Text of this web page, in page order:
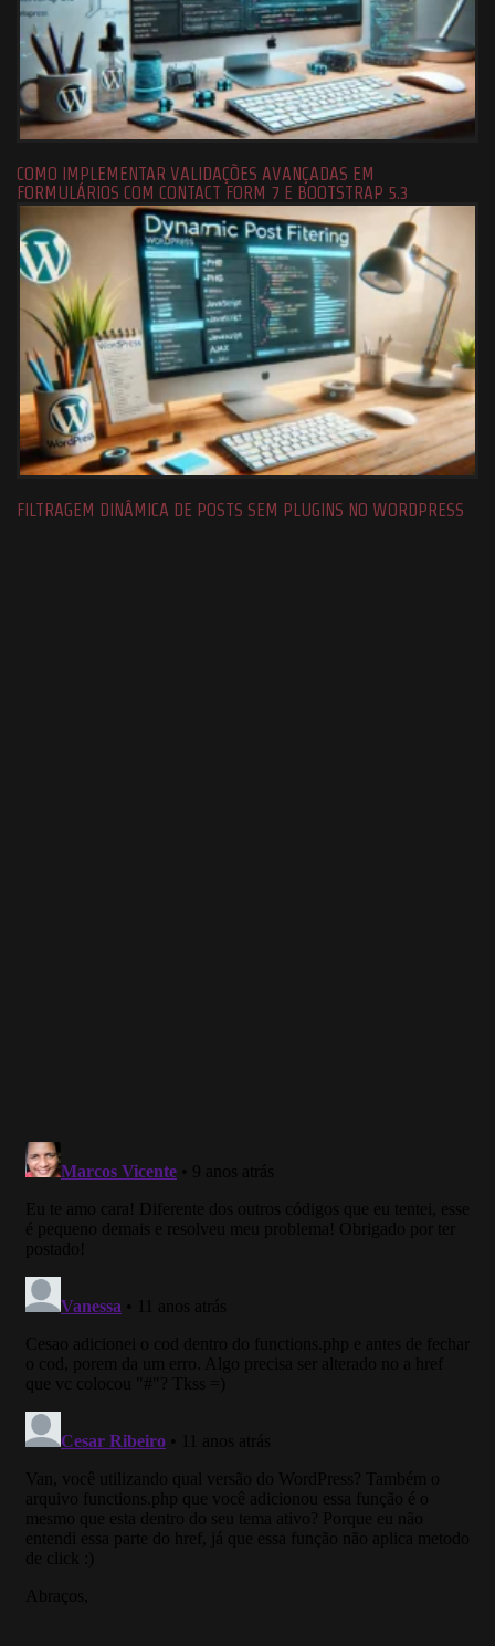
COMO IMPLEMENTAR VALIDAÇÕES AVANÇADAS EM
FORMULÁRIOS COM CONTACT FORM 7 E BOOTSTRAP 5.3
FILTRAGEM DINÂMICA DE POSTS SEM PLUGINS NO WORDPRESS